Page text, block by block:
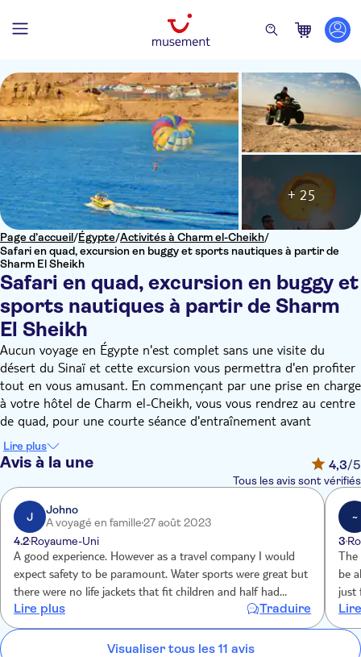
Page d’accueil/Égypte/Activités à Charm el-Cheikh/
Safari en quad, excursion en buggy et sports nautiques à partir de
Sharm El Sheikh
Safari en quad, excursion en buggy et
sports nautiques à partir de Sharm
El Sheikh
+ 25
Aucun voyage en Égypte n'est complet sans une visite du
désert du Sinaï et cette excursion vous permettra d'en profiter
tout en vous amusant. En commençant par une prise en charge
à votre hôtel de Charm el-Cheikh, vous vous rendrez au centre
de quad, pour une courte séance d'entraînement avant
d'enfourcher la moto ou le buggy des sables dans le désert.
Une fois que vous serez suffisamment à l'aise, vous pourrez
vous amuser dans le désert tout en admirant la vue
pittoresque. Vous aurez également le temps de vous arrêter
pour prendre quelques photos.
Ensuite, pour étancher votre soif, vous recevrez des
rafraîchissements gratuits à la tente bédouine, où vous pourrez
vous détendre un peu avant de passer à l'activité suivante.
Submergez votre stress sous l'eau en pratiquant divers sports
nautiques, notamment le parachute ascensionnel, le bateau
banane, le bateau à réaction, la chambre à air et le bateau à
fond de verre. Enfin, vous serez ramené à votre hôtel à Sharm.
Lire plus
Avis à la une 4,3/5
Tous les avis sont vérifiés
J
Johno
A voyagé en famille27 août 2023
4.2Royaume-Uni
A good experience. However as a travel company I would
expect safety to be paramount. Water sports were great but
there were no life jackets that fit children and half had
buckles missing. They gave my 8 and 20 yr olds a life jackets
and when I questioned where children’s were they gave me
another adult with straps and buckles missing. It was a great
Lire plus Traduire
~
3
be
just
Visualiser tous les 11 avis